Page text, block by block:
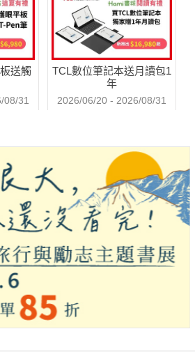
送觸
08/31
TCL數位筆記本送月讀包1
年
2026/06/20 - 2026/08/31